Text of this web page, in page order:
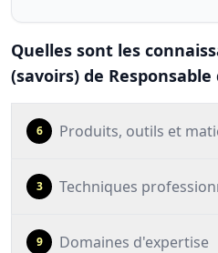
Quelles sont les
(savoirs) de
6 Produits, outils et
3 Techniques
9 Domaines d'expertise